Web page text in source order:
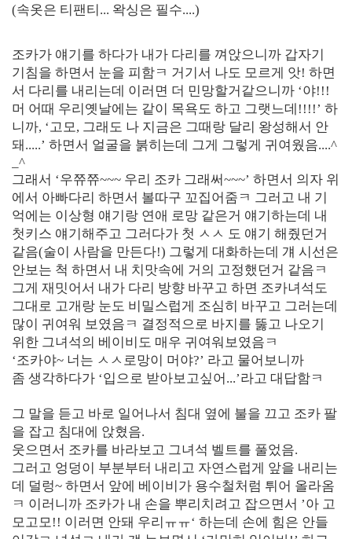
(속옷은 티팬티... 왁싱은 필수....)
조카가 얘기를 하다가 내가 다리를 껴앉으니까 갑자기
기침을 하면서 눈을 피함ㅋ 거기서 나도 모르게 앗! 하면
서 다리를 내리는데 이러면 더 민망할거같으니까 ‘야!!!
머 어때 우리옛날에는 같이 목욕도 하고 그랫느데!!!!’ 하
니까, ‘고모, 그래도 나 지금은 그때랑 달리 왕성해서 안
돼.....’ 하면서 얼굴을 붉히는데 그게 그렇게 귀여웠음....^
_^
그래서 ‘우쮸쮸~~~ 우리 조카 그래써~~~’ 하면서 의자 위
에서 아빠다리 하면서 볼따구 꼬집어줌ㅋ 그러고 내 기
억에는 이상형 얘기랑 연애 로망 같은거 얘기하는데 내
첫키스 얘기해주고 그러다가 첫 ㅅㅅ 도 얘기 해줬던거
같음(술이 사람을 만든다!) 그렇게 대화하는데 걔 시선은
안보는 척 하면서 내 치맛속에 거의 고정했던거 같음ㅋ
그게 재밋어서 내가 다리 방향 바꾸고 하면 조카녀석도
그대로 고개랑 눈도 비밀스럽게 조심히 바꾸고 그러는데
많이 귀여워 보였음ㅋ 결정적으로 바지를 뚫고 나오기
위한 그녀석의 베이비도 매우 귀여워보였음ㅋ
‘조카야~ 너는 ㅅㅅ로망이 머야?’ 라고 물어보니까
좀 생각하다가 ‘입으로 받아보고싶어...’라고 대답함ㅋ
그 말을 듣고 바로 일어나서 침대 옆에 불을 끄고 조카 팔
을 잡고 침대에 앉혔음.
웃으면서 조카를 바라보고 그녀석 벨트를 풀었음.
그러고 엉덩이 부분부터 내리고 자연스럽게 앞을 내리는
데 덜렁~ 하면서 앞에 베이비가 용수철처럼 튀어 올라옴
ㅋ 이러니까 조카가 내 손을 뿌리치려고 잡으면서 ’아 고
모고모!! 이러면 안돼 우리ㅠㅠ‘ 하는데 손에 힘은 안들